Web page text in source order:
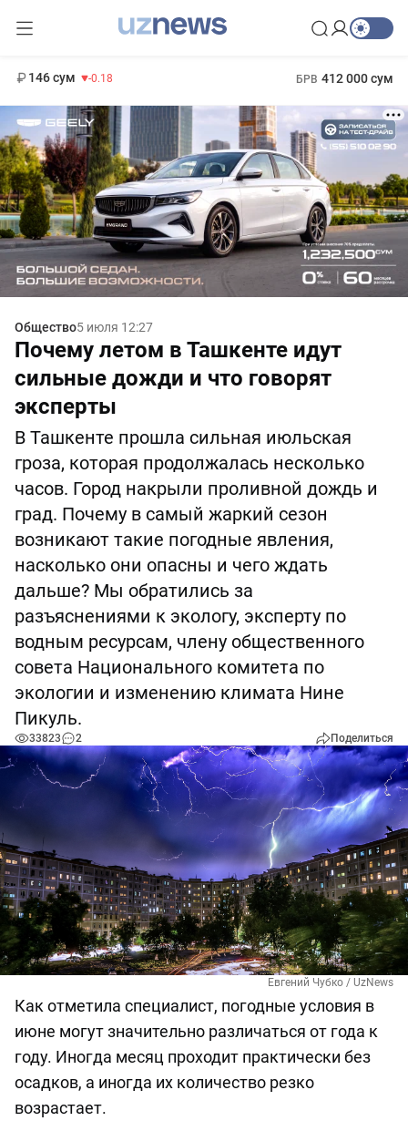
146 сум -0.18 БРВ 412 000 сум
Общество5 июля 12:27
Почему летом в Ташкенте идут
сильные дожди и что говорят
эксперты
В Ташкенте прошла сильная июльская
гроза, которая продолжалась несколько
часов. Город накрыли проливной дождь и
град. Почему в самый жаркий сезон
возникают такие погодные явления,
насколько они опасны и чего ждать
дальше? Мы обратились за
разъяснениями к экологу, эксперту по
водным ресурсам, члену общественного
совета Национального комитета по
экологии и изменению климата Нине
Пикуль.
33823 2 Поделиться
Евгений Чубко / UzNews
Как отметила специалист, погодные условия в
июне могут значительно различаться от года к
году. Иногда месяц проходит практически без
осадков, а иногда их количество резко
возрастает.